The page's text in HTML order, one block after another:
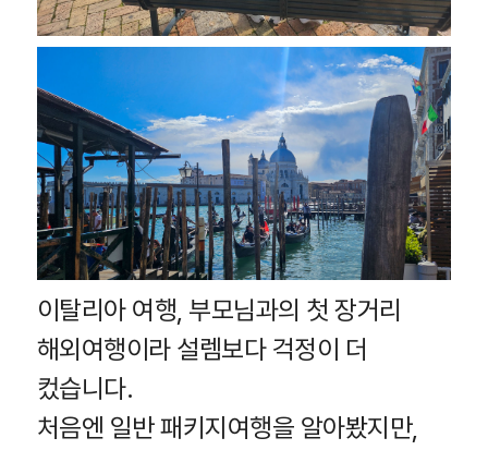
이탈리아 여행, 부모님과의 첫 장거리
해외여행이라 설렘보다 걱정이 더
컸습니다.
처음엔 일반 패키지여행을 알아봤지만,